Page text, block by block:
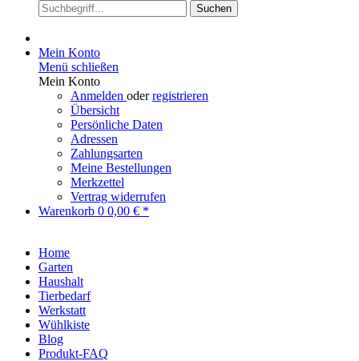
Suchen
Mein Konto
Menü schließen
Mein Konto
Anmelden oderregistrieren
Übersicht
Persönliche Daten
Adressen
Zahlungsarten
Meine Bestellungen
Merkzettel
Vertrag widerrufen
Warenkorb 0 0,00 € *
Home
Garten
Haushalt
Tierbedarf
Werkstatt
Wühlkiste
Blog
Produkt-FAQ